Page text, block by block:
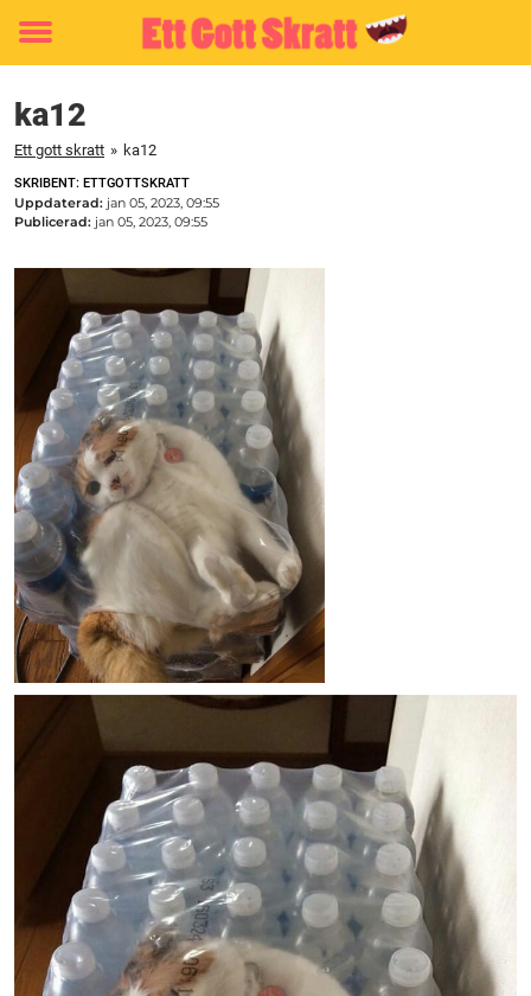
Toggle
ka12
Ett gott skratt » ka12
SKRIBENT: ETTGOTTSKRATT
Uppdaterad: jan 05, 2023, 09:55
Publicerad: jan 05, 2023, 09:55